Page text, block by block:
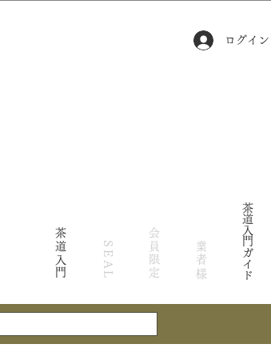
ログイン
茶道入門 SEAL 会員限定 業者様 茶道入門ガイド